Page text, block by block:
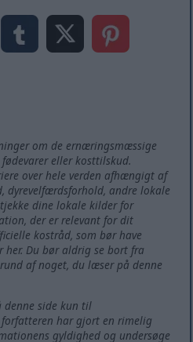
om de ernæringsmæssige
eller kosttilskud.
over hele verden afhængigt af
dyrevelfærdsforhold, andre lokale
dine lokale kilder for
der er relevant for dit
kostråd, som bør have
Du bør aldrig se bort fra
af noget, du læser på denne
denne side kun til
har gjort en rimelig
gyldighed og undersøge